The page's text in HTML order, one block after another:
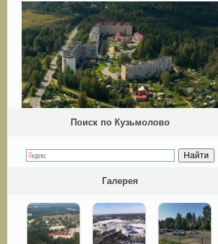
Поиск по Кузьмолово
Галерея